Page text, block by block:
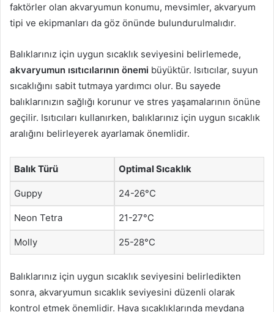
faktörler olan akvaryumun konumu, mevsimler, akvaryum
tipi ve ekipmanları da göz önünde bulundurulmalıdır.
Balıklarınız için uygun sıcaklık seviyesini belirlemede,
akvaryumun ısıtıcılarının önemi büyüktür. Isıtıcılar, suyun
sıcaklığını sabit tutmaya yardımcı olur. Bu sayede
balıklarınızın sağlığı korunur ve stres yaşamalarının önüne
geçilir. Isıtıcıları kullanırken, balıklarınız için uygun sıcaklık
aralığını belirleyerek ayarlamak önemlidir.
Balık Türü Optimal Sıcaklık
Guppy 24-26°C
Neon Tetra 21-27°C
Molly 25-28°C
Balıklarınız için uygun sıcaklık seviyesini belirledikten
sonra, akvaryumun sıcaklık seviyesini düzenli olarak
kontrol etmek önemlidir. Hava sıcaklıklarında meydana